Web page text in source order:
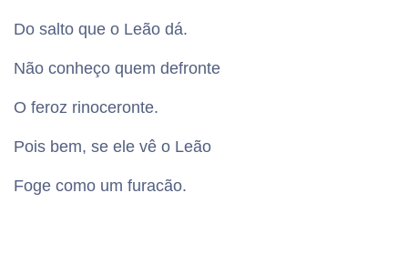
Do salto que o Leão dá.
Não conheço quem defronte
O feroz rinoceronte.
Pois bem, se ele vê o Leão
Foge como um furacão.